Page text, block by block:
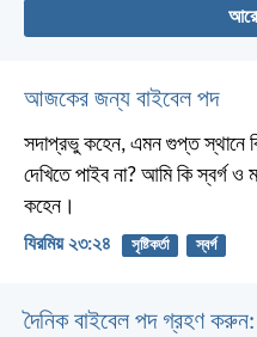
আজকের জন্য বাইবেল পদ
সদাপ্রভু কহেন, এমন গুপ্ত স্থানে
দেখিতে পাইব না? আমি কি স্বর্গ ও
কহেন।
যিরমিয় ২৩:২৪ সৃষ্টিকর্তা স্বর্গ
দৈনিক বাইবেল পদ গ্রহণ করুন: